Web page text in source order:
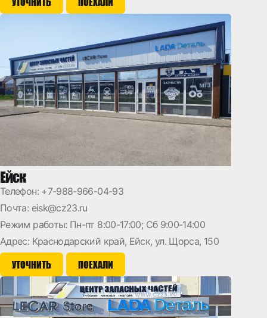
Ейск
Телефон: +7-988-966-04-93
Почта: eisk@cz23.ru
Режим работы: Пн-пт 8:00-17:00; Сб 9:00-14:00
Адрес: Краснодарский край, Ейск, ул. Щорса, 150
УТОЧНИТЬ ПОЕХАЛИ